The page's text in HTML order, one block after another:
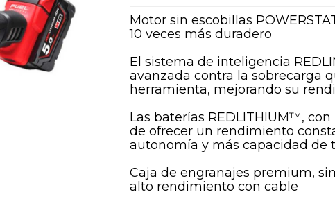
Motor sin escobillas
10 veces más duradero
El sistema de inteligencia
avanzada contra la sobrecarga
herramienta, mejorando su
Las baterías REDLITHIUM™,
de ofrecer un rendimiento
autonomía y más capacidad de
Caja de engranajes premium,
alto rendimiento con cable